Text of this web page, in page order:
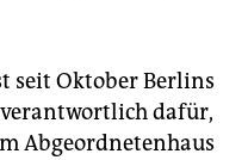
seit Oktober Berlins
dafür,
Abgeordnetenhaus